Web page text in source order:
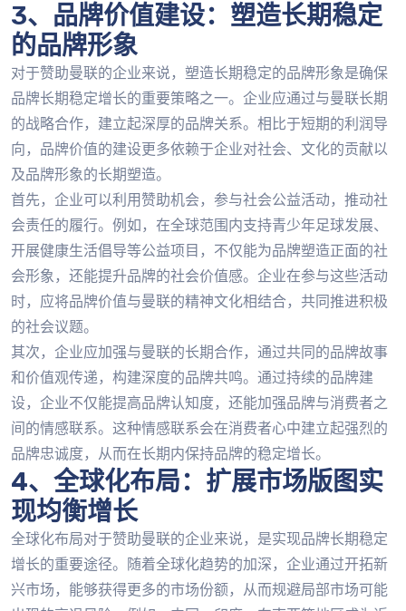
3、品牌价值建设：塑造长期稳定
的品牌形象
对于赞助曼联的企业来说，塑造长期稳定的品牌形象是确保
品牌长期稳定增长的重要策略之一。企业应通过与曼联长期
的战略合作，建立起深厚的品牌关系。相比于短期的利润导
向，品牌价值的建设更多依赖于企业对社会、文化的贡献以
及品牌形象的长期塑造。
首先，企业可以利用赞助机会，参与社会公益活动，推动社
会责任的履行。例如，在全球范围内支持青少年足球发展、
开展健康生活倡导等公益项目，不仅能为品牌塑造正面的社
会形象，还能提升品牌的社会价值感。企业在参与这些活动
时，应将品牌价值与曼联的精神文化相结合，共同推进积极
的社会议题。
其次，企业应加强与曼联的长期合作，通过共同的品牌故事
和价值观传递，构建深度的品牌共鸣。通过持续的品牌建
设，企业不仅能提高品牌认知度，还能加强品牌与消费者之
间的情感联系。这种情感联系会在消费者心中建立起强烈的
品牌忠诚度，从而在长期内保持品牌的稳定增长。
4、全球化布局：扩展市场版图实
现均衡增长
全球化布局对于赞助曼联的企业来说，是实现品牌长期稳定
增长的重要途径。随着全球化趋势的加深，企业通过开拓新
兴市场，能够获得更多的市场份额，从而规避局部市场可能